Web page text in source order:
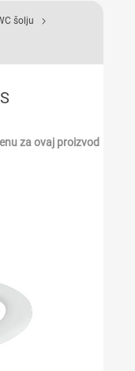
šolju
za ovaj proizvod